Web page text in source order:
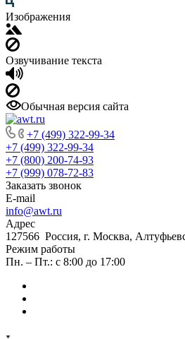
Изображения
Озвучивание текста
Обычная версия сайта
+7 (499) 322-99-34
+7 (499) 322-99-34
+7 (800) 200-74-93
+7 (999) 078-72-83
Заказать звонок
E-mail
info@awt.ru
Адрес
127566 Россия, г. Москва,
Режим работы
Пн. – Пт.: с 8:00 до 17:00